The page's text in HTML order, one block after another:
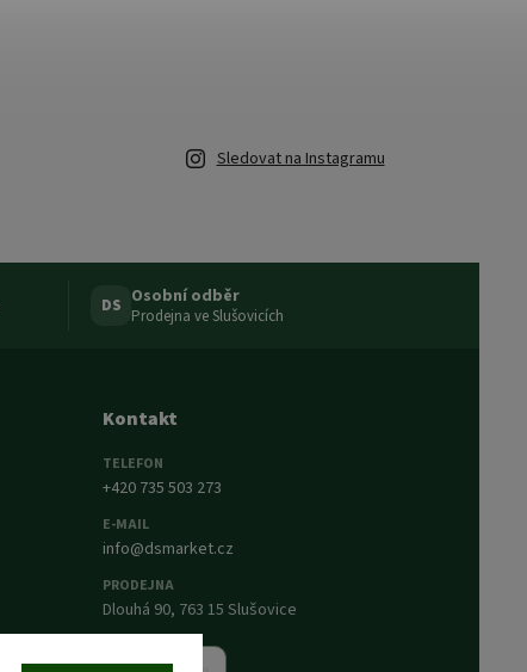
Sledovat na Instagramu
DS Osobní odběr
Prodejna ve Slušovicích
Kontakt
TELEFON
+420 735 503 273
E-MAIL
info@dsmarket.cz
PRODEJNA
Dlouhá 90, 763 15 Slušovice